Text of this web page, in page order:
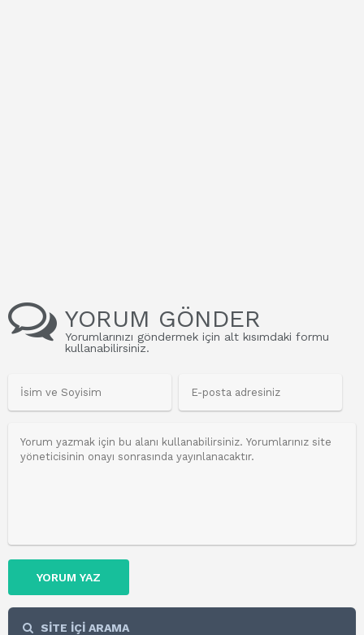
YORUM GÖNDER
Yorumlarınızı göndermek için alt kısımdaki formu
kullanabilirsiniz.
YORUM YAZ
SİTE İÇİ ARAMA